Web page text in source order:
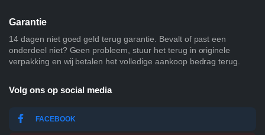
Garantie
14 dagen niet goed geld terug garantie. Bevalt of past een
onderdeel niet? Geen probleem, stuur het terug in originele
verpakking en wij betalen het volledige aankoop bedrag terug.
Volg ons op social media
FACEBOOK